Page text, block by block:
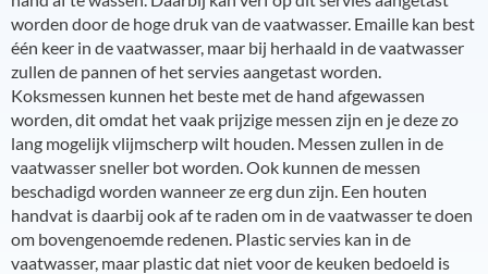
worden door de hoge druk van de vaatwasser. Emaille kan best
één keer in de vaatwasser, maar bij herhaald in de vaatwasser
zullen de pannen of het servies aangetast worden.
Koksmessen kunnen het beste met de hand afgewassen
worden, dit omdat het vaak prijzige messen zijn en je deze zo
lang mogelijk vlijmscherp wilt houden. Messen zullen in de
vaatwasser sneller bot worden. Ook kunnen de messen
beschadigd worden wanneer ze erg dun zijn. Een houten
handvat is daarbij ook af te raden om in de vaatwasser te doen
om bovengenoemde redenen. Plastic servies kan in de
vaatwasser, maar plastic dat niet voor de keuken bedoeld is